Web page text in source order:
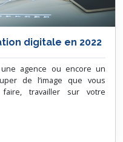
digitale en 2022
agence ou encore un
de l’image que vous
travailler sur votre